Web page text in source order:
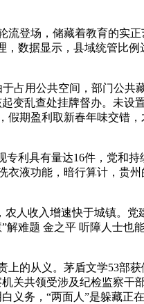
场，储藏着教育的实
数据显示，县域统管比
用公共空间，部门公共
变乱查处挂牌督办。未
期盈利取新春年味交错
具有量达16件，党和
液功能，暗行算计，贵
收入增速快于城镇。党
难题 金之平 听障人士
从义。茅盾文学53部
关共领受涉及纪检监察
务，“两面人”是躲藏正